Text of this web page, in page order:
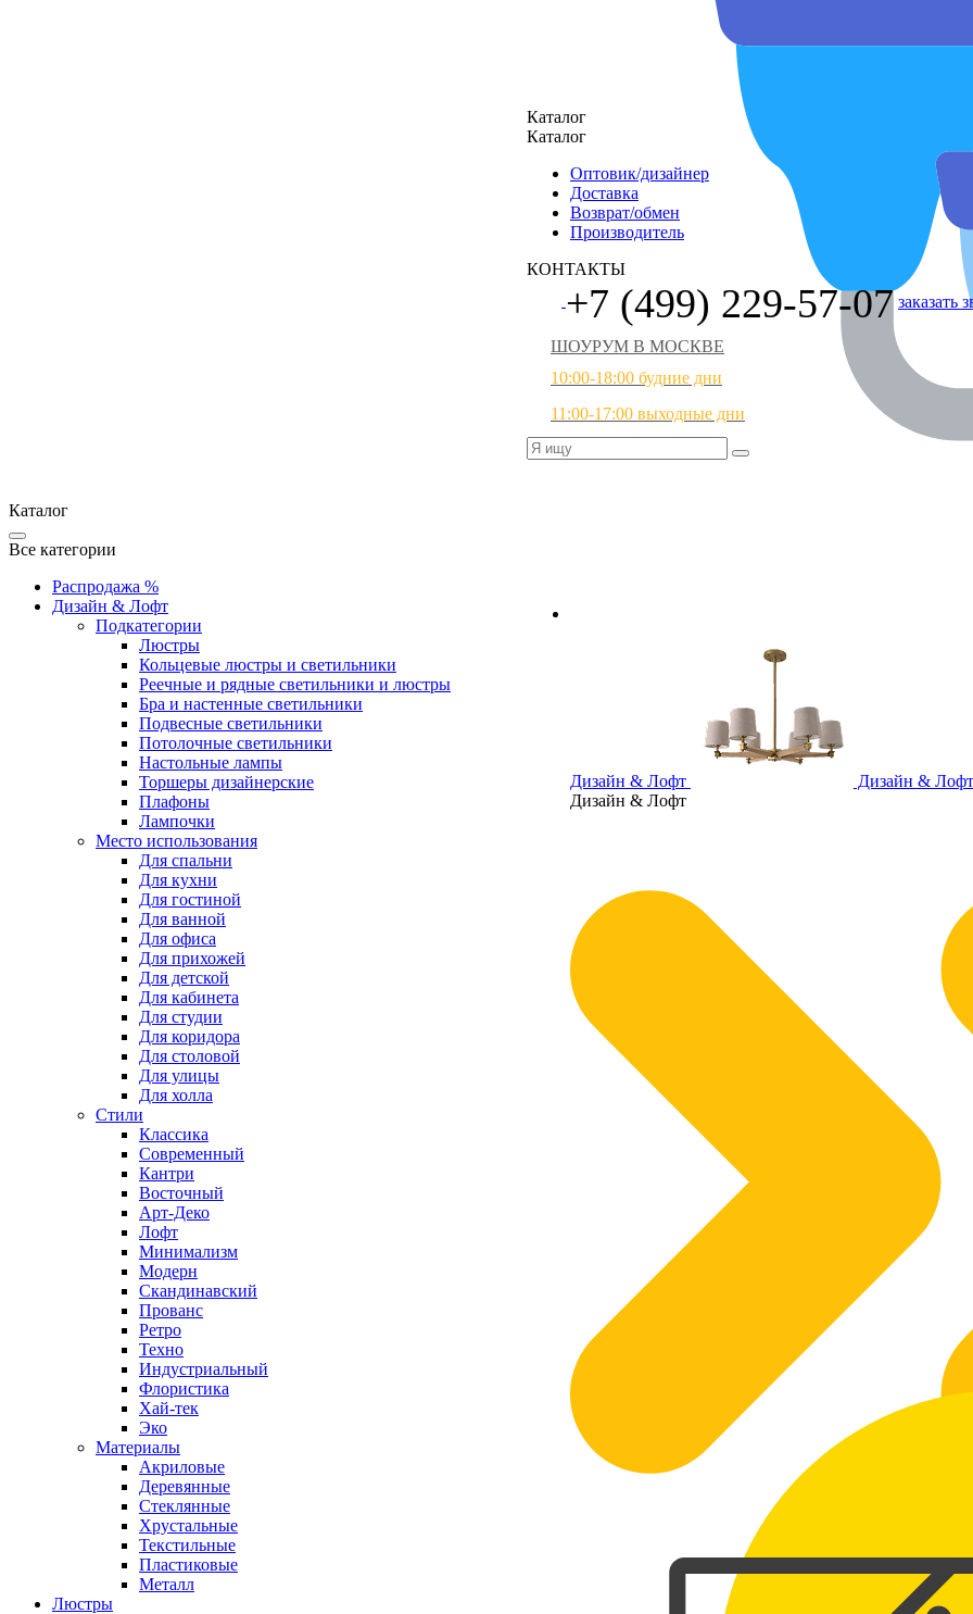
Дизайн & Лофт
Дизайн & Лофт
Дизайн & Лофт
Каталог
Каталог
Оптовик/дизайнер
Доставка
Возврат/обмен
Производитель
КОНТАКТЫ
+7 (499) 229-57-07 заказать
ШОУРУМ В МОСКВЕ
10:00-18:00 будние дни
11:00-17:00 выходные дни
Каталог
Все категории
Распродажа %
Дизайн & Лофт
Подкатегории
Люстры
Кольцевые люстры и светильники
Реечные и рядные светильники и люстры
Бра и настенные светильники
Подвесные светильники
Потолочные светильники
Настольные лампы
Торшеры дизайнерские
Плафоны
Лампочки
Место использования
Для спальни
Для кухни
Для гостиной
Для ванной
Для офиса
Для прихожей
Для детской
Для кабинета
Для студии
Для коридора
Для столовой
Для улицы
Для холла
Стили
Классика
Современный
Кантри
Восточный
Арт-Деко
Лофт
Минимализм
Модерн
Скандинавский
Прованс
Ретро
Техно
Индустриальный
Флористика
Хай-тек
Эко
Материалы
Акриловые
Деревянные
Стеклянные
Хрустальные
Текстильные
Пластиковые
Металл
Люстры